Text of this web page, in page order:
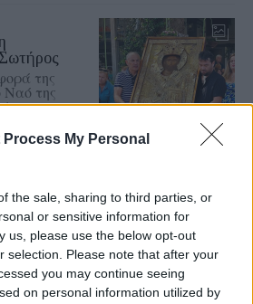
Process My Personal
the sale, sharing to third parties, or
or sensitive information for
us, please use the below opt-out
selection. Please note that after your
you may continue seeing
on personal information utilized by
της
Ναό της
της
και